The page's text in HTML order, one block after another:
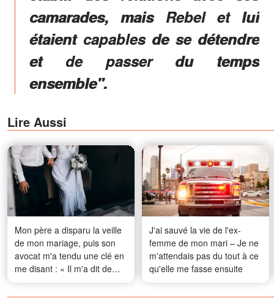
camarades, mais Rebel et lui
étaient capables de se détendre
et de passer du temps
ensemble".
Lire Aussi
Mon père a disparu la veille
de mon mariage, puis son
avocat m'a tendu une clé en
me disant : « Il m'a dit de
vous la remettre uniquement
si vous épousiez Paul »
J'ai sauvé la vie de l'ex-
femme de mon mari – Je ne
m'attendais pas du tout à ce
qu'elle me fasse ensuite